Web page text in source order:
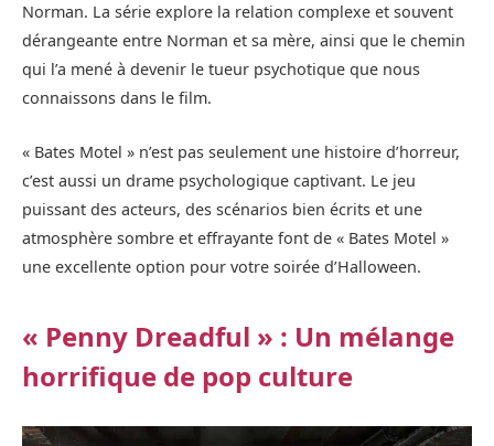
Norman. La série explore la relation complexe et souvent
dérangeante entre Norman et sa mère, ainsi que le chemin
qui l’a mené à devenir le tueur psychotique que nous
connaissons dans le film.
« Bates Motel » n’est pas seulement une histoire d’horreur,
c’est aussi un drame psychologique captivant. Le jeu
puissant des acteurs, des scénarios bien écrits et une
atmosphère sombre et effrayante font de « Bates Motel »
une excellente option pour votre soirée d’Halloween.
« Penny Dreadful » : Un mélange
horrifique de pop culture